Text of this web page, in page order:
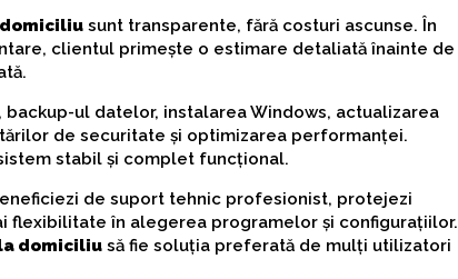
sunt transparente, fără costuri ascunse. În
clientul primește o estimare detaliată înainte de
ul datelor, instalarea Windows, actualizarea
de securitate și optimizarea performanței.
stabil și complet funcțional.
de suport tehnic profesionist, protejezi
în alegerea programelor și configurațiilor.
domiciliu să fie soluția preferată de mulți utilizatori